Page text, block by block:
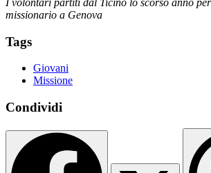
I volontari partiti dal Ticino lo scorso anno
missionario a Genova
Tags
Giovani
Missione
Condividi